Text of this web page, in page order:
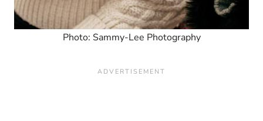
Photo: Sammy-Lee Photography